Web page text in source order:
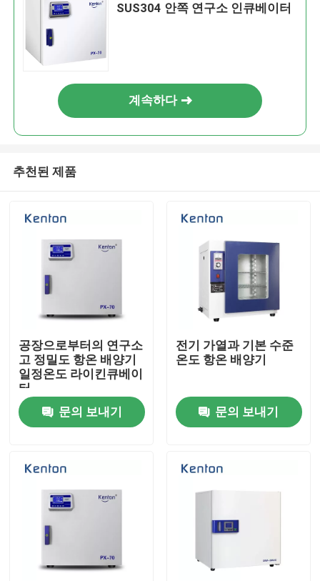
홈
회사 소개
SUS304 안쪽 연구소 인큐베이터
계속하다
추천된 제품
공장으로부터의 연구소
고 정밀도 항온 배양기
일정온도 라이킨큐베이
터
문의 보내기
전기 가열과 기본 수준
온도 항온 배양기
문의 보내기